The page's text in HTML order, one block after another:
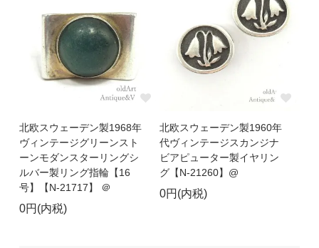
北欧スウェーデン製1968年
ヴィンテージグリーンスト
ーンモダンスターリングシ
ルバー製リング指輪【16
号】【N-21717】 ＠
0円(内税)
北欧スウェーデン製1960年
代ヴィンテージスカンジナ
ビアピューター製イヤリン
グ【N-21260】@
0円(内税)